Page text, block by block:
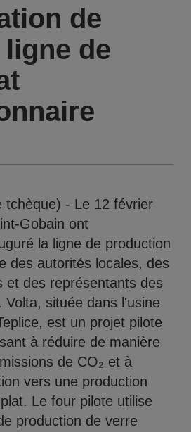
de
de
tchèque) - Le 12 février
Gobain ont
la ligne de production
des autorités locales, des
et des représentants des
Volta, située dans l'usine
est un projet pilote
à réduire de manière
de CO₂ et à
vers une production
Le four pilote utilise
production de verre